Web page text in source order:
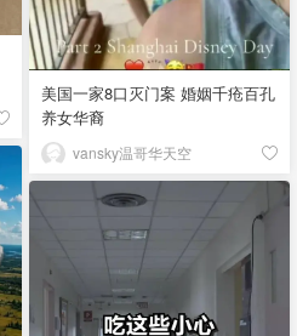
美国一家8口灭门案 婚姻千疮百孔
养女华裔
vansky温哥华天空